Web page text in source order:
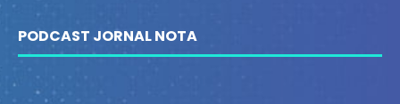
PODCAST JORNAL NOTA